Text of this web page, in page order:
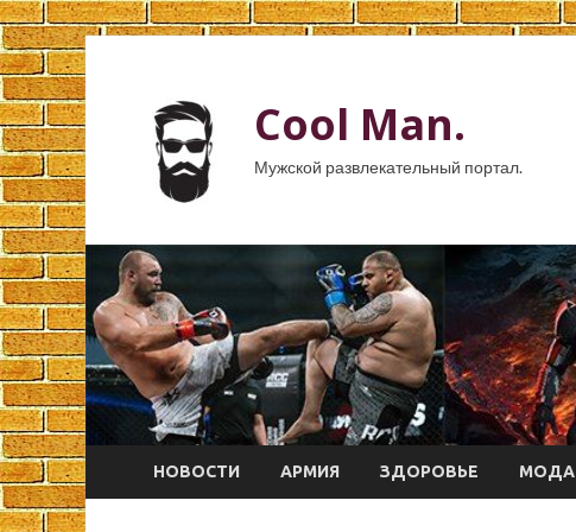
Cool Man.
Мужской развлекательный портал.
НОВОСТИ АРМИЯ ЗДОРОВЬЕ МОДА